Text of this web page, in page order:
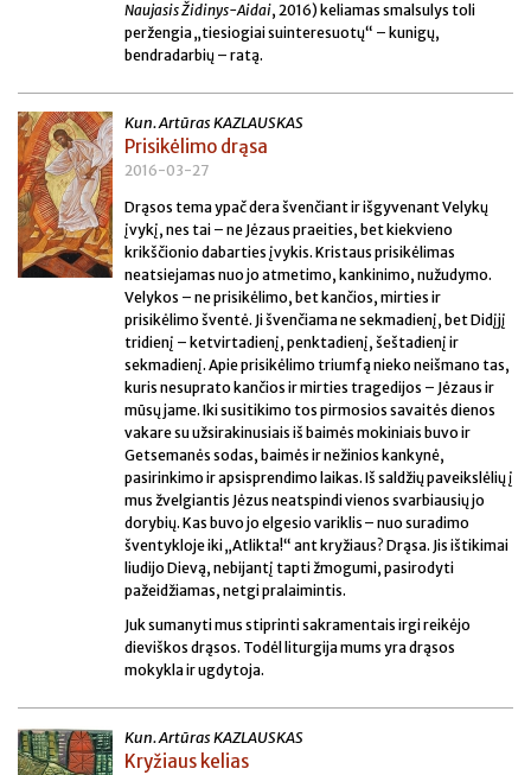
Naujasis Židinys-Aidai, 2016) keliamas smalsulys toli
peržengia „tiesiogiai suinteresuotų“ – kunigų,
bendradarbių – ratą.
Kun. Artūras KAZLAUSKAS
Prisikėlimo drąsa
2016-03-27
Drąsos tema ypač dera švenčiant ir išgyvenant Velykų
įvykį, nes tai – ne Jėzaus praeities, bet kiekvieno
krikščionio dabarties įvykis. Kristaus prisikėlimas
neatsiejamas nuo jo atmetimo, kankinimo, nužudymo.
Velykos – ne prisikėlimo, bet kančios, mirties ir
prisikėlimo šventė. Ji švenčiama ne sekmadienį, bet Didįjį
tridienį – ketvirtadienį, penktadienį, šeštadienį ir
sekmadienį. Apie prisikėlimo triumfą nieko neišmano tas,
kuris nesuprato kančios ir mirties tragedijos – Jėzaus ir
mūsų jame. Iki susitikimo tos pirmosios savaitės dienos
vakare su užsirakinusiais iš baimės mokiniais buvo ir
Getsemanės sodas, baimės ir nežinios kankynė,
pasirinkimo ir apsisprendimo laikas. Iš saldžių paveikslėlių į
mus žvelgiantis Jėzus neatspindi vienos svarbiausių jo
dorybių. Kas buvo jo elgesio variklis – nuo suradimo
šventykloje iki „Atlikta!“ ant kryžiaus? Drąsa. Jis ištikimai
liudijo Dievą, nebijantį tapti žmogumi, pasirodyti
pažeidžiamas, netgi pralaimintis.
Juk sumanyti mus stiprinti sakramentais irgi reikėjo
dieviškos drąsos. Todėl liturgija mums yra drąsos
mokykla ir ugdytoja.
Kun. Artūras KAZLAUSKAS
Kryžiaus kelias